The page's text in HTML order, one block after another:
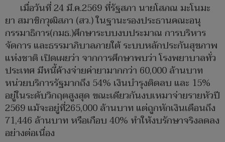
เมื่อวันที่ 24 มี.ค.2569 ที่รัฐสภา นายโสภณ มะโนมะ
ยา สมาชิกวุฒิสภา (สว.) ในฐานะรองประธานคณะอนุ
กรรมาธิการ(กมธ.)ศึกษาระบบงบประมาณ การบริหาร
จัดการ และธรรมาภิบาลภายใต้ ระบบหลักประกันสุขภาพ
แห่งชาติ เปิดเผยว่า จากการศึกษาพบว่า โรงพยาบาลทั่ว
ประเทศ มีหนี้ค้างจ่ายค่ายามากกว่า 60,000 ล้านบาท
หน่วยบริการรัฐมากถึง 54% เงินบำรุงติดลบ และ 15%
อยู่ในระดับวิกฤตสูงสุด ขณะเดียวกันงบเหมาจ่ายรายหัวปี
2569 แม้จะอยู่ที่265,000 ล้านบาท แต่ถูกหักเงินเดือนถึง
71,446 ล้านบาท หรือเกือบ 40% ทำให้งบรักษาจริงลดลง
อย่างต่อเนื่อง